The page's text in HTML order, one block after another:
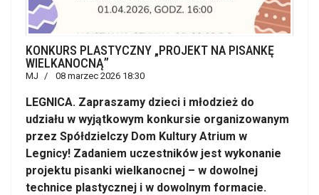
KONKURS PLASTYCZNY „PROJEKT NA PISANKĘ
WIELKANOCNĄ”
MJ 08 marzec 2026 18:30
LEGNICA. Zapraszamy dzieci i młodzież do
udziału w wyjątkowym konkursie organizowanym
przez Spółdzielczy Dom Kultury Atrium w
Legnicy! Zadaniem uczestników jest wykonanie
projektu pisanki wielkanocnej – w dowolnej
technice plastycznej i w dowolnym formacie.